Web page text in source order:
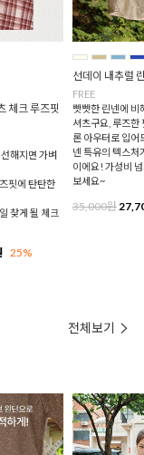
체크 루즈핏
해지면 가벼
핏에 탄탄한
찾게 될 체크
25%
선데이 내추럴
FREE
빳빳한 린넨에 비
셔츠구요, 루즈한
론 아우터로 입어
넨 특유의 텍스처
이에요! 가성비
보세요~
35,000원
전체보기